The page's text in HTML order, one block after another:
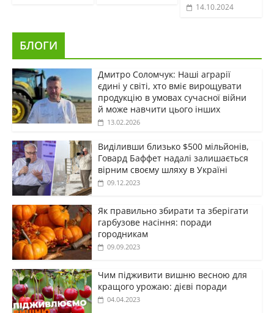
14.10.2024
БЛОГИ
Дмитро Соломчук: Наші аграрії
єдині у світі, хто вміє вирощувати
продукцію в умовах сучасної війни
й може навчити цього інших
13.02.2026
Виділивши близько $500 мільйонів,
Говард Баффет надалі залишається
вірним своєму шляху в Україні
09.12.2023
Як правильно збирати та зберігати
гарбузове насіння: поради
городникам
09.09.2023
Чим підживити вишню весною для
кращого урожаю: дієві поради
04.04.2023